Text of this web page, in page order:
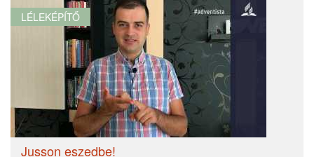
2020.
Június 24.
A legismertebb siketvak Léleképítő
Add nekem azt a hegyvidéket
Hogyan halásszunk a jobb
oldalon?
2020.
December
05.
Egy kis bibliai matek - és az
eredmény